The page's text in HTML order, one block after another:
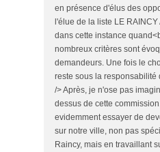
en présence d'élus des
l'élue de la liste LE
dans cette instance
nombreux critères sont
demandeurs. Une fois le
reste sous la responsabilité
/> Après, je n'ose pas
dessus de cette
evidemment essayer de
sur notre ville, non pas
Raincy, mais en travaillant